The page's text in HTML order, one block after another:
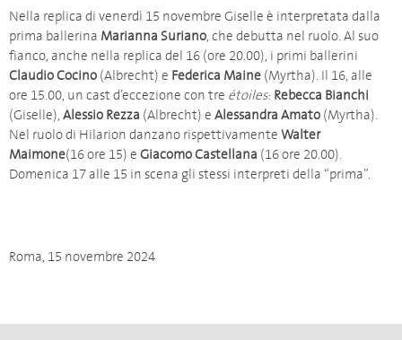
Nella replica di venerdì 15 novembre Giselle è interpretata dalla
prima ballerina Marianna Suriano, che debutta nel ruolo. Al suo
fianco, anche nella replica del 16 (ore 20.00), i primi ballerini
Claudio Cocino (Albrecht) e Federica Maine (Myrtha). Il 16, alle
ore 15.00, un cast d’eccezione con tre étoiles: Rebecca Bianchi
(Giselle), Alessio Rezza (Albrecht) e Alessandra Amato (Myrtha).
Nel ruolo di Hilarion danzano rispettivamente Walter
Maimone(16 ore 15) e Giacomo Castellana (16 ore 20.00).
Domenica 17 alle 15 in scena gli stessi interpreti della “prima”.
Roma, 15 novembre 2024